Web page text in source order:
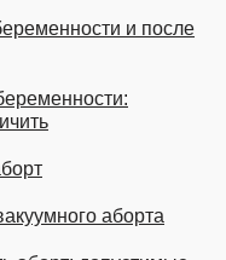
и после
аборта